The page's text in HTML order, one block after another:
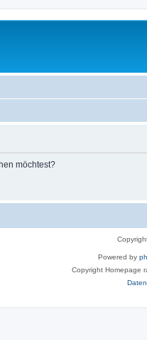
möchtest?
Powered by
Copyright Homepage